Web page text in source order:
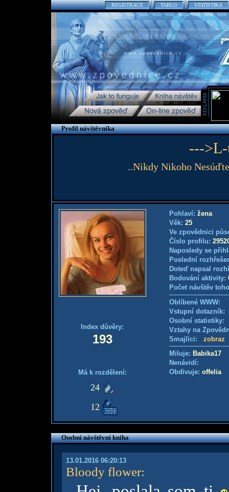
REGISTRACE TABLO STATISTIKA
Profil návštěvníka
---
..Nikdy Nikoho
Index důvěry:
193
Má k rozdělení:
24
12
Pohlaví: žena
Věk: 25
Ve zpovědnici
Číslo profilu:
Naposledy se
Poslední
Doteď napsal
Bodování aktivity:
Počet návštěv
Oblíbené WWW:
Vstupní
Osobní
Vztahy na
Smajlíci: zobraz
Miluje: Babika17
Nenávidí:
Obdivuje: offelia
Osobní návštěvní kniha
13.01.2016 06:20:13
Bloody flower: